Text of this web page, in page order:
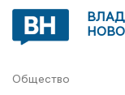
Общество